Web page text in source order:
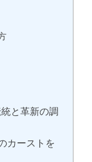
と革新の調
カーストを